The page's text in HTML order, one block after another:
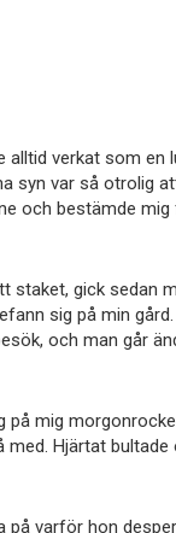
alltid verkat som en
syn var så otrolig
och bestämde
staket, gick sedan
sig på min
och man går
på mig
med. Hjärtat
på varför hon